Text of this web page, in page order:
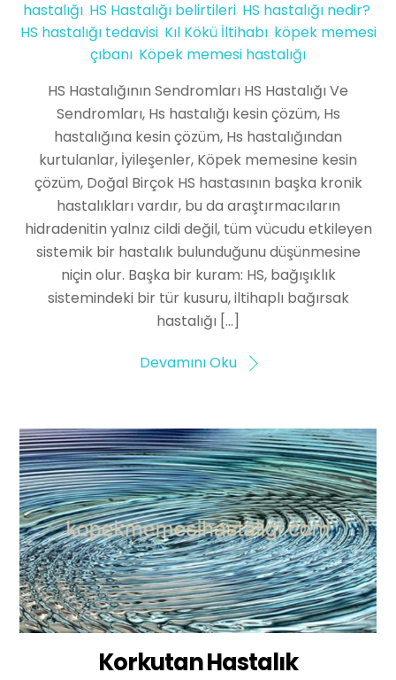
hastalığı HS Hastalığı belirtileri HS hastalığı nedir?
HS hastalığı tedavisi, Kıl Kökü İltihabı, köpek memesi
çıbanı Köpek memesi hastalığı
HS Hastalığının Sendromları HS Hastalığı Ve
Sendromları, Hs hastalığı kesin çözüm, Hs
hastalığına kesin çözüm, Hs hastalığından
kurtulanlar, İyileşenler, Köpek memesine kesin
çözüm, Doğal Birçok HS hastasının başka kronik
hastalıkları vardır, bu da araştırmacıların
hidradenitin yalnız cildi değil, tüm vücudu etkileyen
sistemik bir hastalık bulunduğunu düşünmesine
niçin olur. Başka bir kuram: HS, bağışıklık
sistemindeki bir tür kusuru, iltihaplı bağırsak
hastalığı […]
Devamını Oku
Korkutan Hastalık